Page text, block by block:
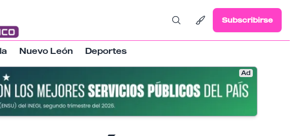
Subscribirse
Nuevo León Deportes
Ad